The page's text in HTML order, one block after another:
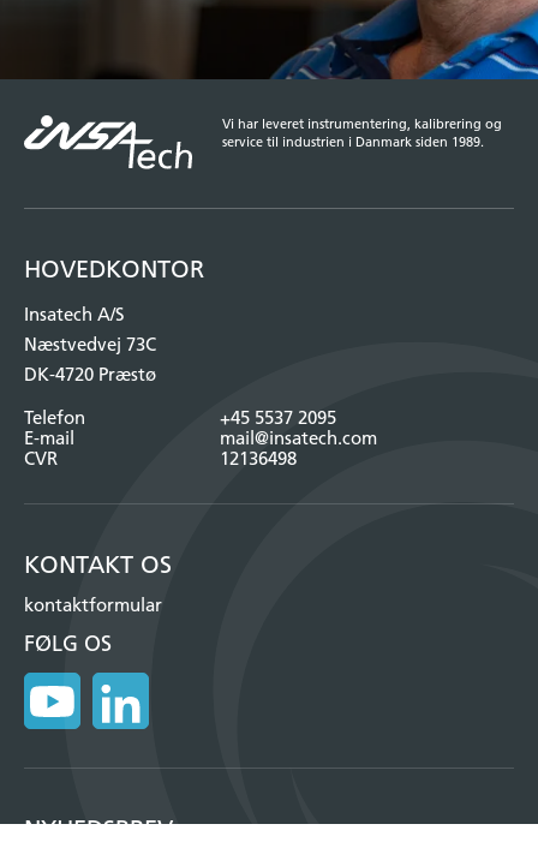
Vi har leveret instrumentering, kalibrering og
service til industrien i Danmark siden 1989.
HOVEDKONTOR
Insatech A/S
Næstvedvej 73C
DK-4720 Præstø
Telefon
+45 5537 2095
E-mail
mail@insatech.com
CVR
12136498
KONTAKT OS
kontaktformular
FØLG OS
NYHEDSBREV